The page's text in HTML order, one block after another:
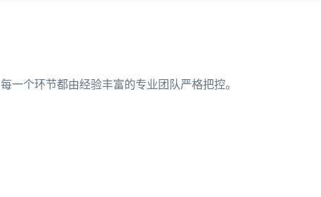
个环节都由经验丰富的专业团队严格把控。